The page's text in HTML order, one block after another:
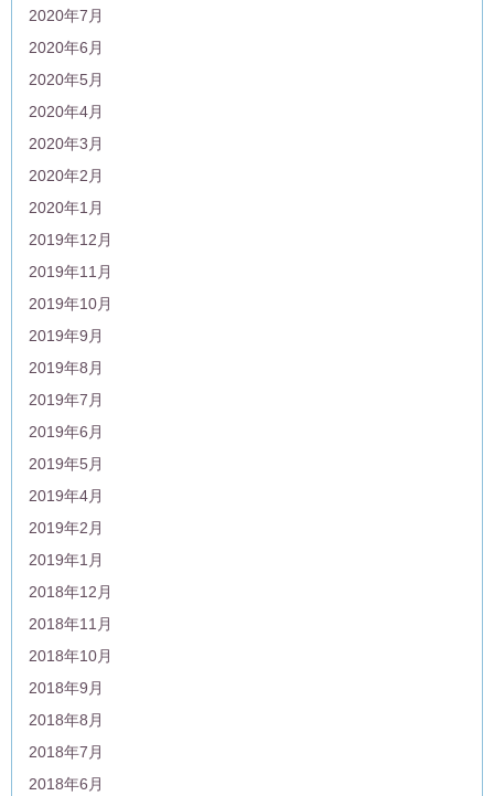
2020年7月
2020年6月
2020年5月
2020年4月
2020年3月
2020年2月
2020年1月
2019年12月
2019年11月
2019年10月
2019年9月
2019年8月
2019年7月
2019年6月
2019年5月
2019年4月
2019年2月
2019年1月
2018年12月
2018年11月
2018年10月
2018年9月
2018年8月
2018年7月
2018年6月